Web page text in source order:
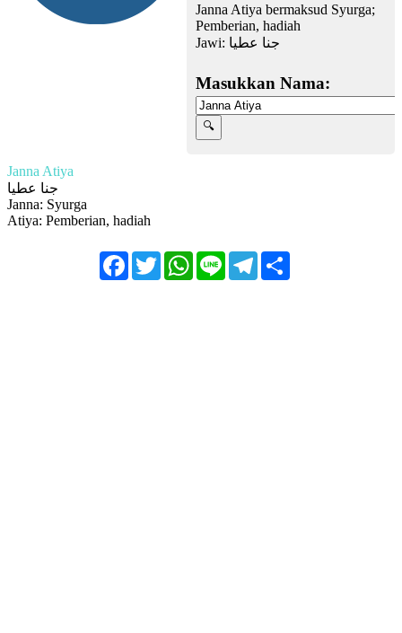
Janna Atiya bermaksud Syurga;
Pemberian, hadiah
Jawi: جنا عطيا
Masukkan Nama:
Janna Atiya
جنا عطيا
Janna: Syurga
Atiya: Pemberian, hadiah
FacebookTwitterWhatsApp
Line Telegram